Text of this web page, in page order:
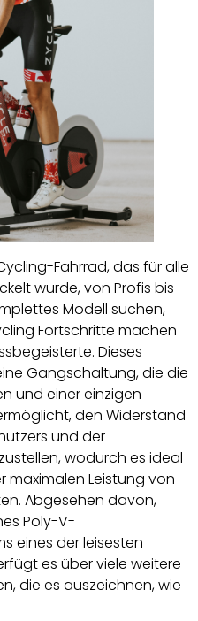
Fahrrad, das für alle
wurde, von Profis bis
Modell suchen,
Fortschritte machen
Dieses
Gangschaltung, die die
und einer einzigen
den Widerstand
und der
wodurch es ideal
maximalen Leistung von
Abgesehen davon,
Poly-V-
eines der leisesten
es über viele weitere
die es auszeichnen, wie